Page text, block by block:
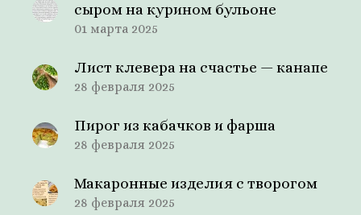
сыром на курином бульоне
01 марта 2025
Лист клевера на счастье — канапе
28 февраля 2025
Пирог из кабачков и фарша
28 февраля 2025
Макаронные изделия с творогом
28 февраля 2025